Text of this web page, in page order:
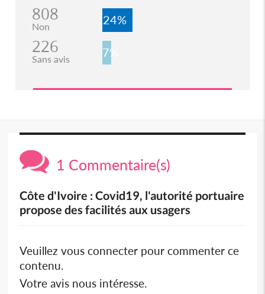
808
Non 24%
226
Sans avis 7%
1 Commentaire(s)
Côte d'Ivoire : Covid19, l'autorité portuaire
propose des facilités aux usagers
Veuillez vous connecter pour commenter ce
contenu.
Votre avis nous intéresse.